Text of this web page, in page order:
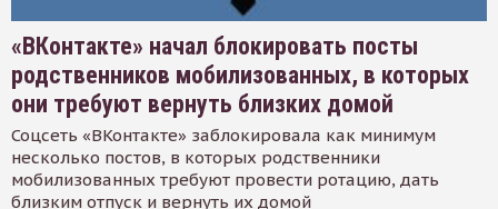
«ВКонтакте» начал блокировать посты
родственников мобилизованных, в которых
они требуют вернуть близких домой
Соцсеть «ВКонтакте» заблокировала как минимум
несколько постов, в которых родственники
мобилизованных требуют провести ротацию, дать
близким отпуск и вернуть их домой